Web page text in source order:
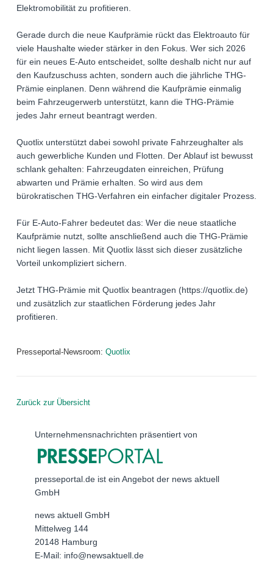
Elektromobilität zu profitieren.
Gerade durch die neue Kaufprämie rückt das Elektroauto für
viele Haushalte wieder stärker in den Fokus. Wer sich 2026
für ein neues E-Auto entscheidet, sollte deshalb nicht nur auf
den Kaufzuschuss achten, sondern auch die jährliche THG-
Prämie einplanen. Denn während die Kaufprämie einmalig
beim Fahrzeugerwerb unterstützt, kann die THG-Prämie
jedes Jahr erneut beantragt werden.
Quotlix unterstützt dabei sowohl private Fahrzeughalter als
auch gewerbliche Kunden und Flotten. Der Ablauf ist bewusst
schlank gehalten: Fahrzeugdaten einreichen, Prüfung
abwarten und Prämie erhalten. So wird aus dem
bürokratischen THG-Verfahren ein einfacher digitaler Prozess.
Für E-Auto-Fahrer bedeutet das: Wer die neue staatliche
Kaufprämie nutzt, sollte anschließend auch die THG-Prämie
nicht liegen lassen. Mit Quotlix lässt sich dieser zusätzliche
Vorteil unkompliziert sichern.
Jetzt THG-Prämie mit Quotlix beantragen (https://quotlix.de)
und zusätzlich zur staatlichen Förderung jedes Jahr
profitieren.
Presseportal-Newsroom: Quotlix
Zurück zur Übersicht
Unternehmensnachrichten präsentiert von
presseportal.de ist ein Angebot der news aktuell
GmbH
news aktuell GmbH
Mittelweg 144
20148 Hamburg
E-Mail: info@newsaktuell.de